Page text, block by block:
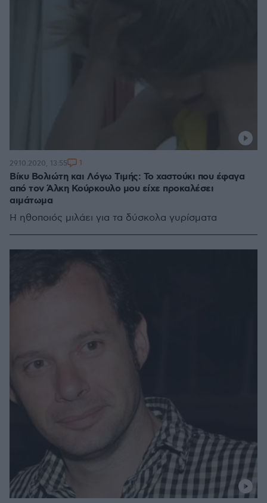
Βίκυ Βολιώτη και Λόγω Τιμής: Το χαστούκι που έφαγα
από τον Άλκη Κούρκουλο μου είχε προκαλέσει
αιμάτωμα
Η ηθοποιός μιλάει για τα δύσκολα γυρίσματα
29.10.2020, 13:55 1